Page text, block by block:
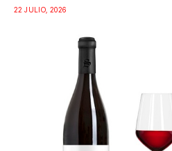
22 JULIO, 2026